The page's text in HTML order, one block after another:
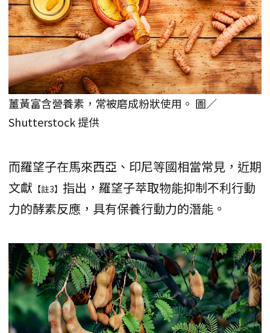
薑黃富含營養素，常被磨成粉狀使用。 圖／
Shutterstock 提供
而羅望子在馬來西亞、印尼等國相當常見，近期
文獻 【註3】 指出，羅望子萃取物能抑制不利行動
力的酵素反應，具有保養行動力的潛能。